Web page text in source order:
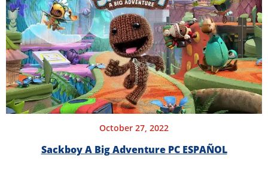
October 27, 2022
Sackboy A Big Adventure PC ESPAÑOL